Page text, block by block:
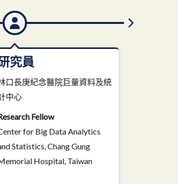
究員
口長庚紀念醫院巨量資料及統
中心
Fellow
for Big Data Analytics
Statistics, Chang Gung
Hospital, Taiwan